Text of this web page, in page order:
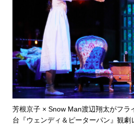
芳根京子 × Snow Man渡辺翔太がフラ
台『ウェンディ＆ピーターパン』観劇